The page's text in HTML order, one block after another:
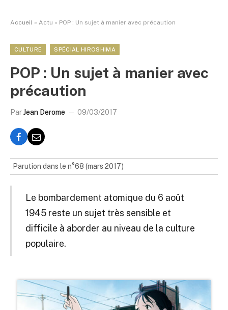
Accueil » Actu » POP : Un sujet à manier avec précaution
CULTURE SPÉCIAL HIROSHIMA
POP : Un sujet à manier avec
précaution
ParJean Derome 09/03/2017
Parution dans le n°68 (mars 2017)
Le bombardement atomique du 6 août
1945 reste un sujet très sensible et
difficile à aborder au niveau de la culture
populaire.